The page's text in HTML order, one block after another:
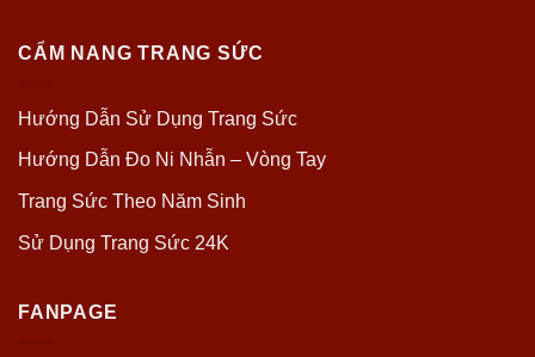
CẨM NANG TRANG SỨC
Hướng Dẫn Sử Dụng Trang Sức
Hướng Dẫn Đo Ni Nhẫn – Vòng Tay
Trang Sức Theo Năm Sinh
Sử Dụng Trang Sức 24K
FANPAGE